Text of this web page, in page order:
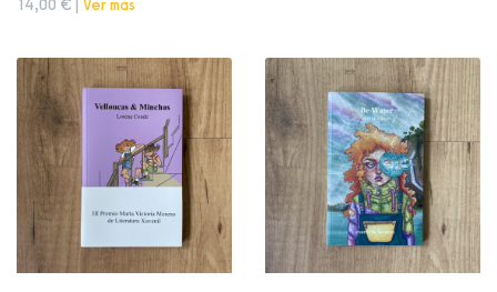
14,00 € | Ver más